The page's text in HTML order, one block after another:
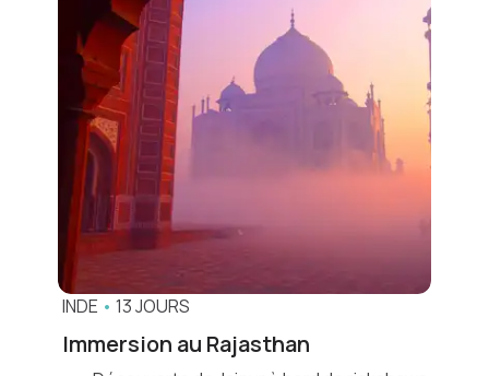
INDE • 13 JOURS
Immersion au Rajasthan